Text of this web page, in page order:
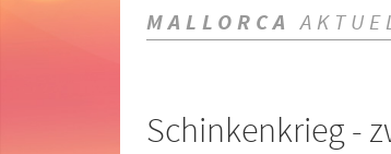
MALLORCA
Schinkenkrieg -